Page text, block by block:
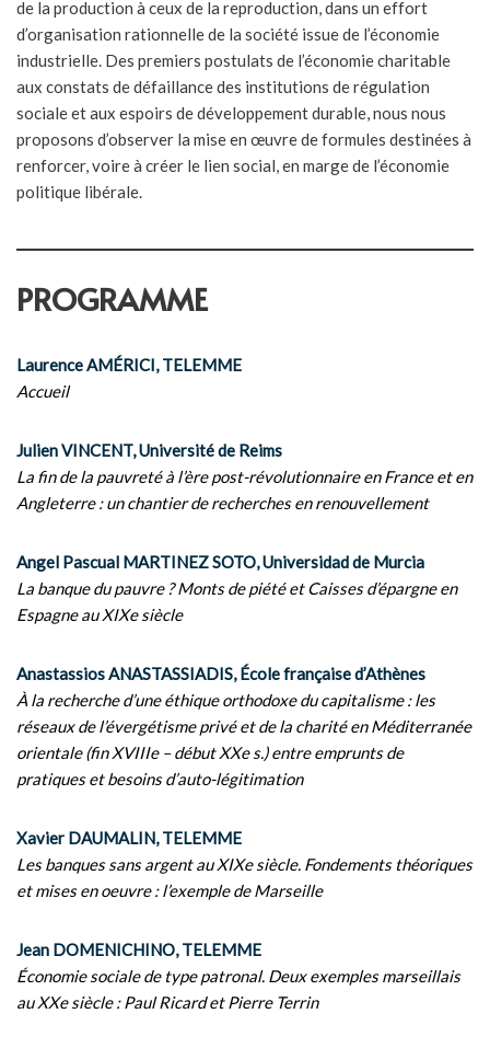
de la production à ceux de la reproduction, dans un effort
d’organisation rationnelle de la société issue de l’économie
industrielle. Des premiers postulats de l’économie charitable
aux constats de défaillance des institutions de régulation
sociale et aux espoirs de développement durable, nous nous
proposons d’observer la mise en œuvre de formules destinées à
renforcer, voire à créer le lien social, en marge de l’économie
politique libérale.
PROGRAMME
Laurence AMÉRICI, TELEMME
Accueil
Julien VINCENT, Université de Reims
La fin de la pauvreté à l’ère post-révolutionnaire en France et en
Angleterre : un chantier de recherches en renouvellement
Angel Pascual MARTINEZ SOTO, Universidad de Murcia
La banque du pauvre ? Monts de piété et Caisses d’épargne en
Espagne au XIXe siècle
Anastassios ANASTASSIADIS, École française d’Athènes
À la recherche d’une éthique orthodoxe du capitalisme : les
réseaux de l’évergétisme privé et de la charité en Méditerranée
orientale (fin XVIIIe – début XXe s.) entre emprunts de
pratiques et besoins d’auto-légitimation
Xavier DAUMALIN, TELEMME
Les banques sans argent au XIXe siècle. Fondements théoriques
et mises en oeuvre : l’exemple de Marseille
Jean DOMENICHINO, TELEMME
Économie sociale de type patronal. Deux exemples marseillais
au XXe siècle : Paul Ricard et Pierre Terrin